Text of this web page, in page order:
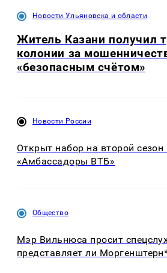
Новости Ульяновска и области
Житель Казани получил
колонии за
«безопасным счётом»
Новости России
Открыт набор на второй
«Амбассадоры ВТБ»
Общество
Мэр Вильнюса просит
представляет ли